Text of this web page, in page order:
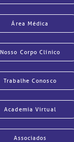
Área Médica
Nosso Corpo Clínico
Trabalhe Conosco
Academia Virtual
Associados